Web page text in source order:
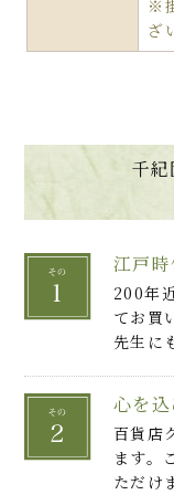
※
ざ
千
江戸
200年
てお買
先生に
心を
百貨店
ます。
ただけ